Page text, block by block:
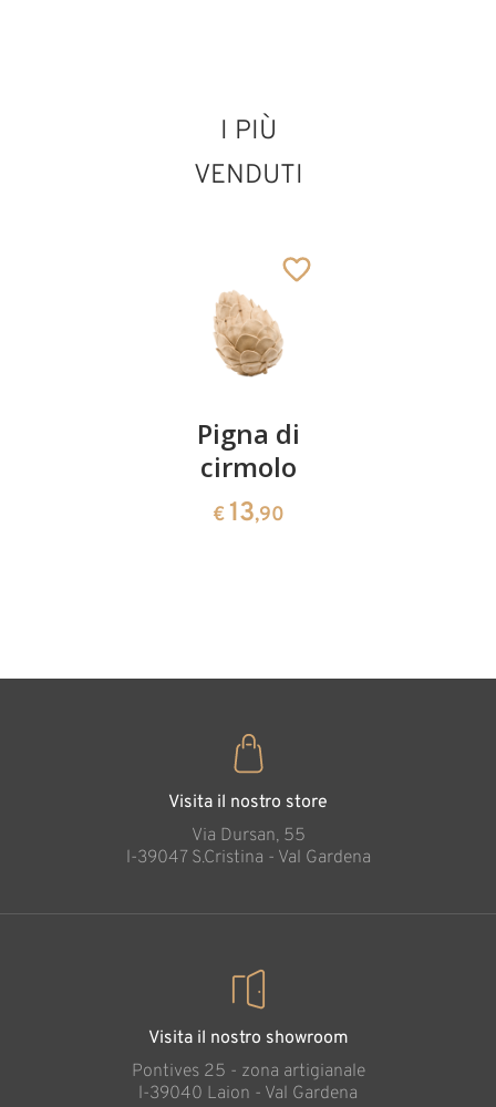
San Mauro con
diavolo
Aggiunto al carrello
I PIÙ
VENDUTI
Pigna di
cirmolo
€ 13,90
Visita il nostro store
Via Dursan, 55
l-39047 S.Cristina - Val Gardena
Visita il nostro showroom
Pontives 25 - zona artigianale
l-39040 Laion - Val Gardena